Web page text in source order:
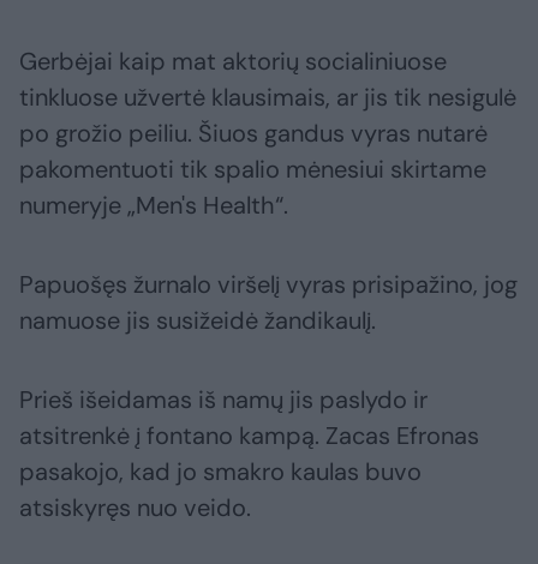
Gerbėjai kaip mat aktorių socialiniuose
tinkluose užvertė klausimais, ar jis tik nesigulė
po grožio peiliu. Šiuos gandus vyras nutarė
pakomentuoti tik spalio mėnesiui skirtame
numeryje „Men's Health“.
Papuošęs žurnalo viršelį vyras prisipažino, jog
namuose jis susižeidė žandikaulį.
Prieš išeidamas iš namų jis paslydo ir
atsitrenkė į fontano kampą. Zacas Efronas
pasakojo, kad jo smakro kaulas buvo
atsiskyręs nuo veido.